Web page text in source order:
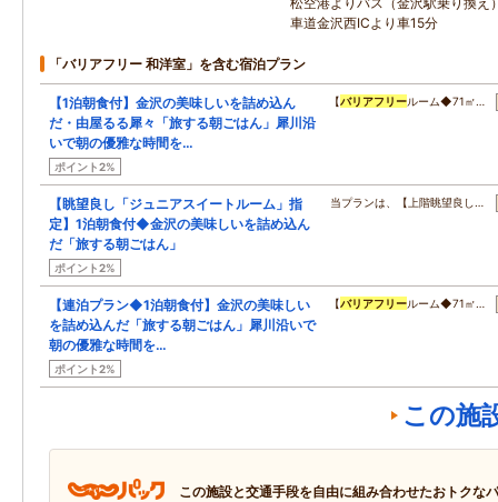
車道金沢西ICより車15分
「バリアフリー 和洋室」を含む宿泊プラン
【1泊朝食付】金沢の美味しいを詰め込ん
だ・由屋るる犀々「旅する朝ごはん」犀川沿
いで朝の優雅な時間を…
ポイント2%
【バリアフリールーム◆71㎡…
【眺望良し「ジュニアスイートルーム」指
定】1泊朝食付◆金沢の美味しいを詰め込ん
だ「旅する朝ごはん」
ポイント2%
当プランは、【上階眺望良し…
【連泊プラン◆1泊朝食付】金沢の美味しい
を詰め込んだ「旅する朝ごはん」犀川沿いで
朝の優雅な時間を…
ポイント2%
【バリアフリールーム◆71㎡…
この施
この施設と交通手段を自由に組み合わせたおトクな